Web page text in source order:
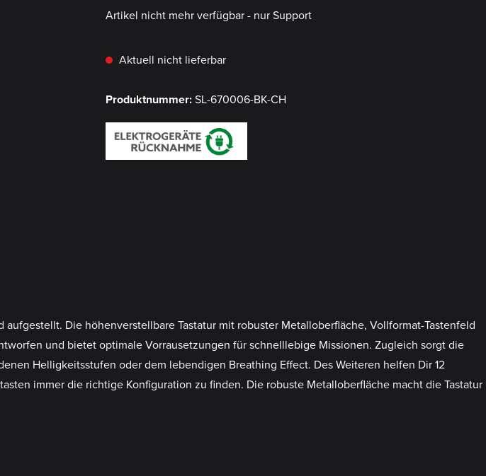
Artikel nicht mehr verfügbar - nur Support
Aktuell nicht lieferbar
Produktnummer:SL-670006-BK-CH
Die höhenverstellbare Tastatur mit robuster Metalloberfläche, Vollformat-Tastenfeld
und bietet optimale Vorrausetzungen für schnelllebige Missionen. Zugleich sorgt die
Helligkeitsstufen oder dem lebendigen Breathing Effect. Des Weiteren helfen Dir 12
immer die richtige Konfiguration zu finden. Die robuste Metalloberfläche macht die Tastatur